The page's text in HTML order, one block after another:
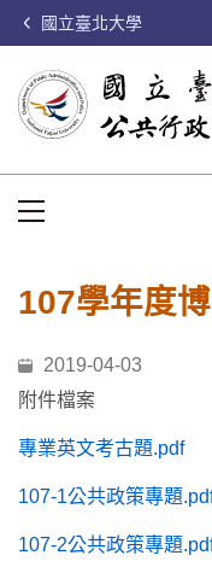
國立臺北大學
107學年度
2019-04-03
附件檔案
專業英文考古題.pdf
107-1公共政策專題
107-2公共政策專題